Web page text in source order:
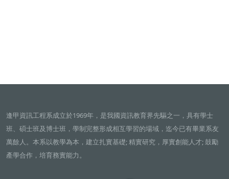
逢甲資訊工程系成立於1969年，是我國資訊教育界先驅之一，具有學士
班、碩士班及博士班，學制完整形成相互學習的場域，迄今已有畢業系友
萬餘人。本系以教學為本，建立扎實基礎; 精實研究，厚實創能人才; 鼓勵
產學合作，培育務實能力。